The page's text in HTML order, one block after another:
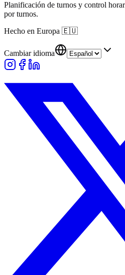
Planificación de turnos y control
por turnos.
Hecho en Europa 🇪🇺
Cambiar idioma